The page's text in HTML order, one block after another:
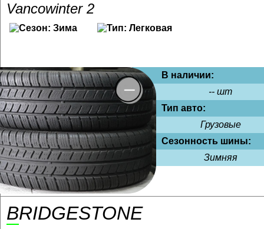
Vancowinter 2
В наличии:
-- шт
Тип авто:
Грузовые
Сезонность шины:
Зимняя
BRIDGESTONE